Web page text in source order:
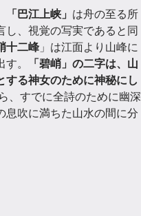
「巴江上峡」 は舟の至る所
し、視覚の写実であると同
十二峰 」は江面より山峰に
。
「碧峭」の二字は、山
する神女のために神秘にし
、すでに全詩のために幽深
息吹に満ちた山水の間に分